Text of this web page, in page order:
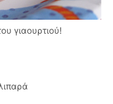
γιαουρτιού!